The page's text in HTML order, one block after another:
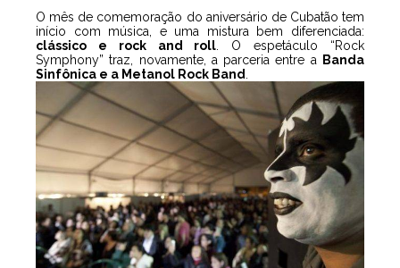
O mês de comemoração do aniversário de Cubatão tem
início com música, e uma mistura bem diferenciada:
clássico e rock and roll . O espetáculo “Rock
Symphony” traz, novamente, a parceria entre a
Banda
Sinfônica e a Metanol Rock Band